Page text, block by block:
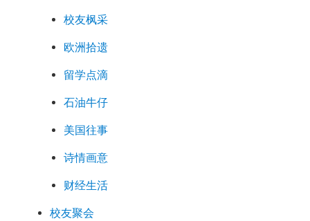
校友枫采
欧洲拾遗
留学点滴
石油牛仔
美国往事
诗情画意
财经生活
校友聚会